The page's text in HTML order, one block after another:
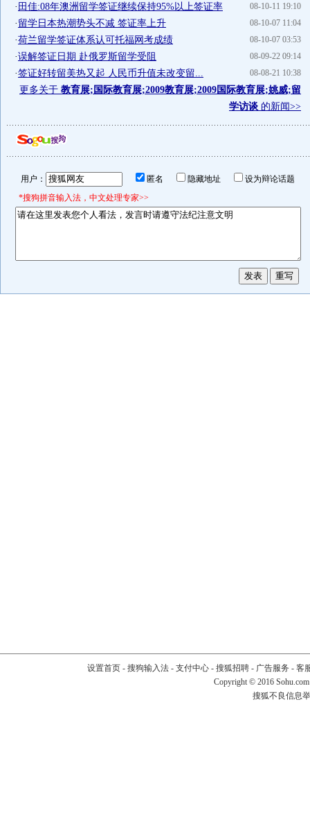
08-10-11 19:10
· 田佳:08年澳洲留学签证继续保持95%以上签证率
08-10-07 11:04
·留学日本热潮势头不减 签证率上升
08-10-07 03:53
·荷兰留学签证体系认可托福网考成绩
08-09-22 09:14
·误解签证日期 赴俄罗斯留学受阻
08-08-21 10:38
·签证好转留美热又起 人民币升值未改变留...
更多关于 教育展;国际教育展;2009教育展;2009国际教育展;姚威;留
学访谈 的新闻>>
用户： 匿名 隐藏地址
设为辩论话题
*搜狗拼音输入法，中文处理专家>>
设置首页- 搜狗输入法- 支付中心- 搜狐招聘- 广告服务 - 客
Copyright © 2016
搜狐不良信息